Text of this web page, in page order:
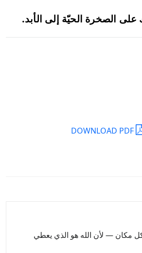
على الصخرة الحيّة إلى الأبد.
DOWNLOAD PDF
مكان — لأن الله هو الذي يعطي